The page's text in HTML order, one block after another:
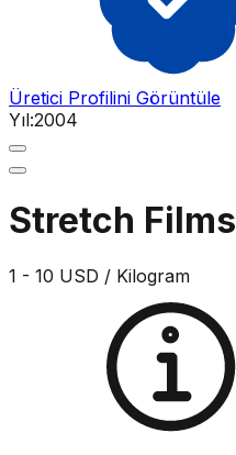
Üretici Profilini Görüntüle
Yıl:2004
Stretch Films
1 - 10 USD / Kilogram